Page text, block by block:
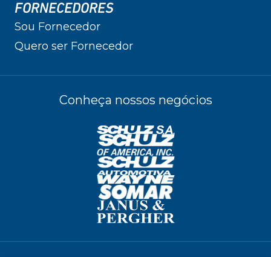
FORNECEDORES
Sou Fornecedor
Quero ser Fornecedor
Conheça nossos negócios